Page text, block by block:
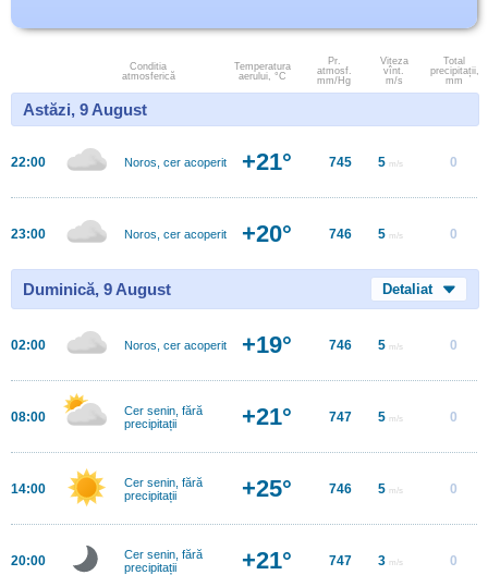
Conditia
atmosferică
Temperatura
aerului, °C
Pr.
atmosf.
mm/Hg
Viteza
vînt.
m/s
Total
precipitații,
mm
Astăzi, 9 August
22:00 Noros, cer acoperit +21° 745 5 m/s 0
23:00 Noros, cer acoperit +20° 746 5 m/s 0
Duminică, 9 August Detaliat
02:00 Noros, cer acoperit +19° 746 5 m/s 0
08:00
Cer senin, fără
precipitații
+21° 747 5 m/s 0
14:00
Cer senin, fără
precipitații
+25° 746 5 m/s 0
20:00
Cer senin, fără
precipitații
+21° 747 3 m/s 0